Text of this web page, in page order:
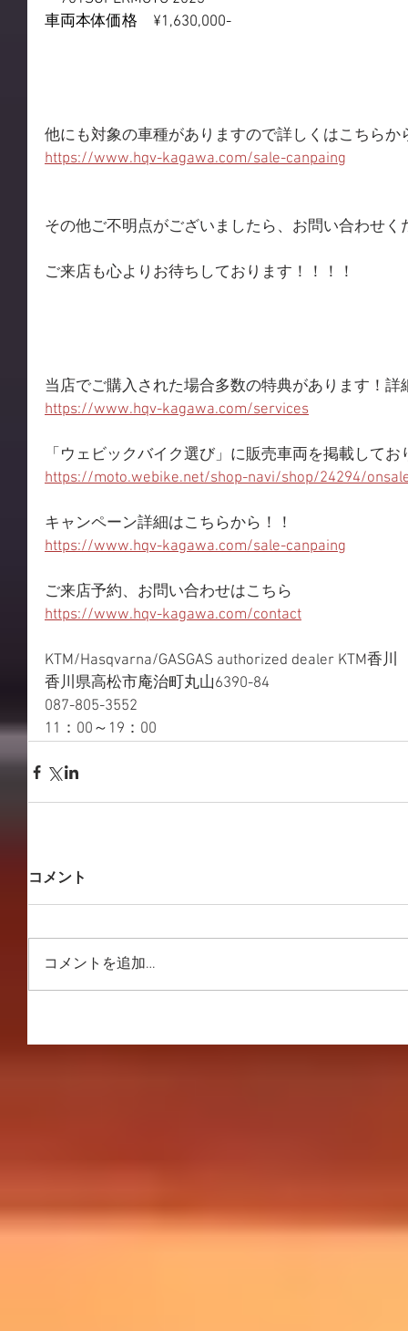
車両本体価格　¥1,630,000-
他にも対象の車種がありますので詳しくはこちらか
https://www.hqv-kagawa.com/sale-canpaing
その他ご不明点がございましたら、お問い合わせく
ご来店も心よりお待ちしております！！！！
当店でご購入された場合多数の特典があります！詳
https://www.hqv-kagawa.com/services
「ウェビックバイク選び」に販売車両を掲載してお
https://moto.webike.net/shop-navi/shop/24294/
キャンペーン詳細はこちらから！！
https://www.hqv-kagawa.com/sale-canpaing
ご来店予約、お問い合わせはこちら
https://www.hqv-kagawa.com/contact
KTM/Hasqvarna/GASGAS authorized dealer KTM香川
香川県高松市庵治町丸山6390-84
087-805-3552
11：00～19：00
コメント
コメントを追加…